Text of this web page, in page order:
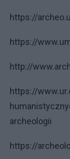
https://
https://
http://
https://
archeologii
https://